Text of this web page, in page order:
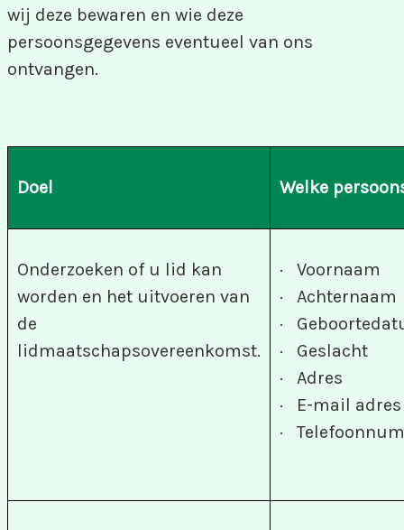
wij deze bewaren en wie deze
persoonsgegevens eventueel van ons
ontvangen.
Doel Welke
Onderzoeken of u lid kan
worden en het uitvoeren van
de
lidmaatschapsovereenkomst.
· Voornaam
· Achternaam
·
· Geslacht
· Adres
· E-mail adres
·